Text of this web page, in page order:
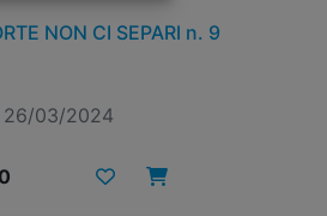
NON CI SEPARI n. 9
26/03/2024